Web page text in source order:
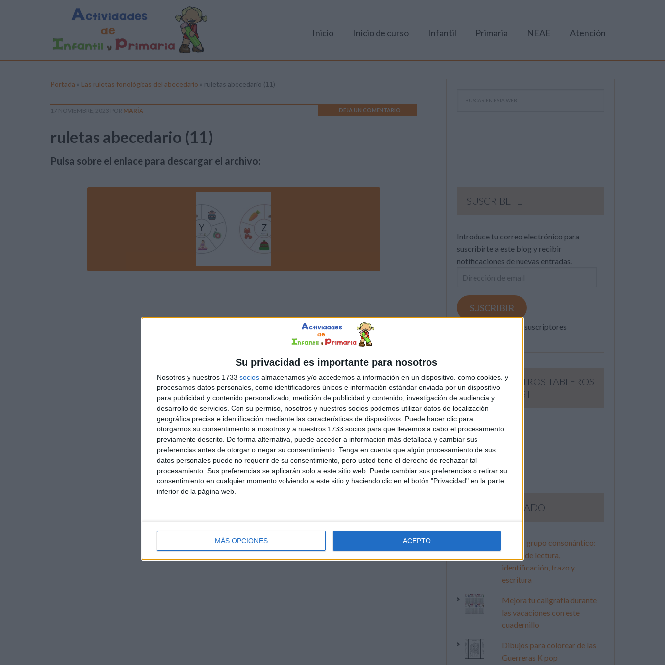
Su privacidad es importante para nosotros
Nosotros y nuestros 1733 socios almacenamos y/o accedemos a información en un dispositivo, como cookies, y
procesamos datos personales, como identificadores únicos e información estándar enviada por un dispositivo
para publicidad y contenido personalizado, medición de publicidad y contenido, investigación de audiencia y
desarrollo de servicios. Con su permiso, nosotros y nuestros socios podemos utilizar datos de localización
geográfica precisa e identificación mediante las características de dispositivos. Puede hacer clic para
otorgarnos su consentimiento a nosotros y a nuestros 1733 socios para que llevemos a cabo el procesamiento
previamente descrito. De forma alternativa, puede acceder a información más detallada y cambiar sus
preferencias antes de otorgar o negar su consentimiento. Tenga en cuenta que algún procesamiento de sus
datos personales puede no requerir de su consentimiento, pero usted tiene el derecho de rechazar tal
procesamiento. Sus preferencias se aplicarán solo a este sitio web. Puede cambiar sus preferencias o retirar su
consentimiento en cualquier momento volviendo a este sitio y haciendo clic en el botón "Privacidad" en la parte
inferior de la página web.
MÁS OPCIONES ACEPTO
Inicio Inicio de curso Infantil Primaria NEAE Atención
Portada » Las ruletas fonológicas del abecedario » ruletas abecedario (11)
17 NOVIEMBRE, 2023 POR MARÍA DEJA UN COMENTARIO
ruletas abecedario (11)
Pulsa sobre el enlace para descargar el archivo:
SUSCRIBETE
Introduce tu correo electrónico para
suscribirte a este blog y recibir
notificaciones de nuevas entradas.
Dirección
email
SUSCRIBIR
Únete a otros 371K suscriptores
SIGUE NUESTROS TABLEROS
EN PINTEREST
LO MÁS VISITADO
Primer grupo consonántico:
Fichas de lectura,
identificación, trazo y
escritura
Mejora tu caligrafía durante
las vacaciones con este
cuadernillo
Dibujos para colorear de las
Guerreras K pop